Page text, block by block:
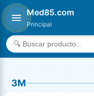
Med85.com
Principal
3M